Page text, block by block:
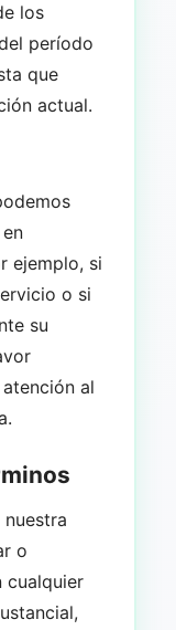
los
período
que
actual.
ejemplo, si
o si
su
al
o
cualquier